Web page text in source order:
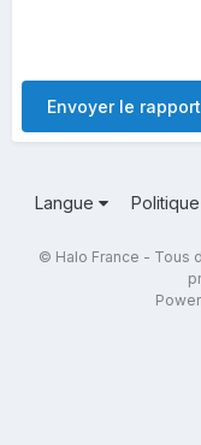
Envoyer le rapport
Langue
© Halo France - Tous